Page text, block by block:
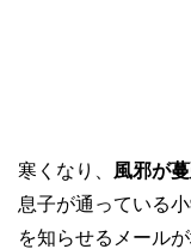
寒くなり、 風邪が
息子が通っている
を知らせるメール